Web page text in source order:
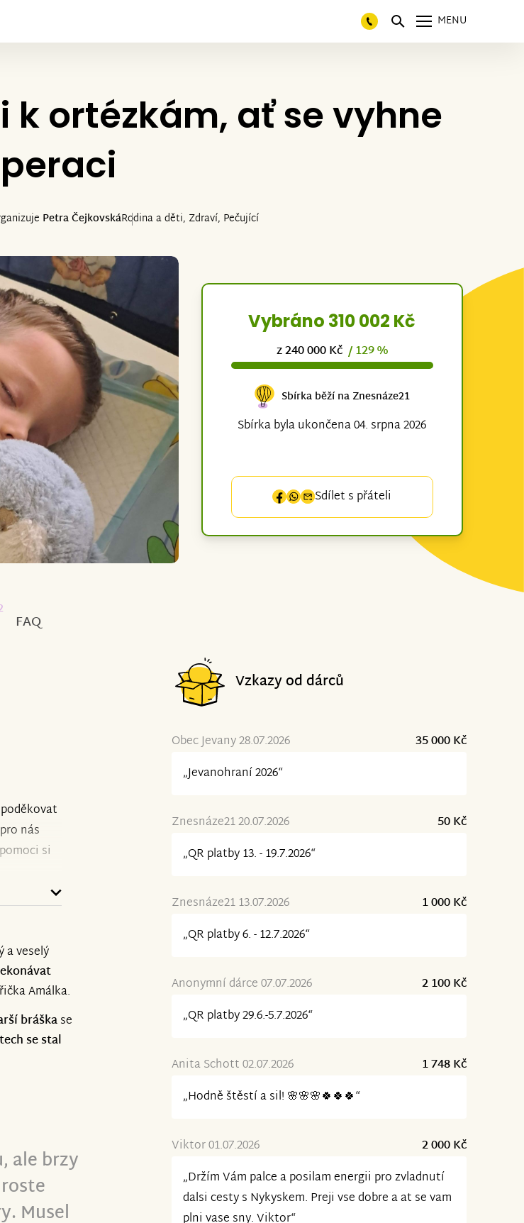
MENU
k ortézkám, ať se vyhne
Petra ČejkovskáRodina a děti, Zdraví, Pečující
Vybráno 310 002 Kč
z 240 000 Kč / 129 %
Sbírka běží na Znesnáze21
Sbírka byla ukončena 04. srpna 2026
Sdílet s přáteli
FAQ
nás
si
a další
a veselý
Amálka.
bráškase
se stal
ale brzy
Musel
Vzkazy od dárců
Obec Jevany 28.07.2026
35 000 Kč
„Jevanohraní 2026“
Znesnáze21 20.07.2026
50 Kč
„QR platby 13. - 19.7.2026“
Znesnáze21 13.07.2026
1 000 Kč
„QR platby 6. - 12.7.2026“
Anonymní dárce 07.07.2026
2 100 Kč
„QR platby 29.6.-5.7.2026“
Anita Schott 02.07.2026
1 748 Kč
„Hodně štěstí a sil! 🌸🌸🌸🍀🍀🍀“
Viktor 01.07.2026
2 000 Kč
„Držím Vám palce a posilam energii pro zvladnutí
dalsi cesty s Nykyskem. Preji vse dobre a at se vam